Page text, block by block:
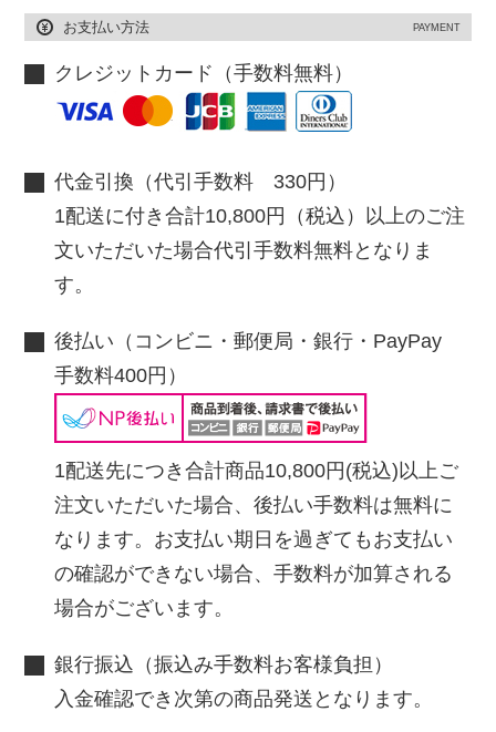
お支払い方法 PAYMENT
クレジットカード（手数料無料）
代金引換（代引手数料 330円）
1配送に付き合計10,800円（税込）以上のご注
文いただいた場合代引手数料無料となりま
す。
後払い（コンビニ・郵便局・銀行・PayPay
手数料400円）
1配送先につき合計商品10,800円(税込)以上ご
注文いただいた場合、後払い手数料は無料に
なります。お支払い期日を過ぎてもお支払い
の確認ができない場合、手数料が加算される
場合がございます。
銀行振込（振込み手数料お客様負担）
入金確認でき次第の商品発送となります。